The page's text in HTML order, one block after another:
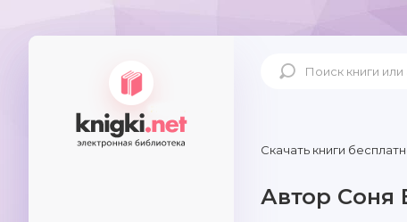
Скачать книги
Автор Соня